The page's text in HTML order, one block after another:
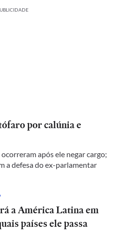
por calúnia e
após ele negar cargo;
a defesa do ex-parlamentar
a América Latina em
países ele passa